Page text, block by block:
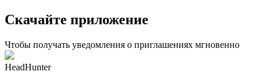
Скачайте приложение
Чтобы получать уведомления о приглашениях мгновенно
HeadHunter